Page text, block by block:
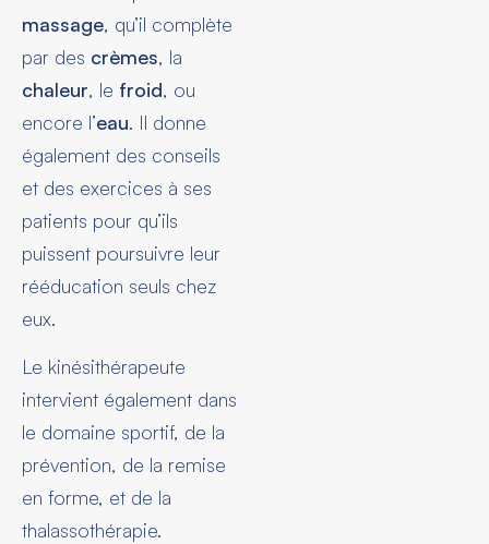
massage, qu’il complète
par des crèmes, la
chaleur, le froid, ou
encore l’eau. Il donne
également des conseils
et des exercices à ses
patients pour qu’ils
puissent poursuivre leur
rééducation seuls chez
eux.
Le kinésithérapeute
intervient également dans
le domaine sportif, de la
prévention, de la remise
en forme, et de la
thalassothérapie.